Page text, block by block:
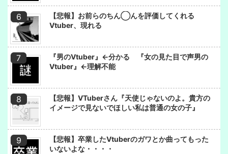
【悲報】お前らのちん◯んを評価してくれる
Vtuber、現れる
『男のVtuber』←分かる 『女の見た目で声男の
Vtuber』←理解不能
【悲報】VTuberさん『天使じゃないのよ。貴方の
イメージで見ないでほしい私は普通の女の子』
【悲報】卒業したVtuberのガワとか曲ってもった
いないよな・・・・